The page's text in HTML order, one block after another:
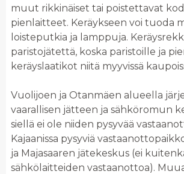
muut rikkinäiset tai poistettavat
pienlaitteet. Keräykseen voi tuoda
loisteputkia ja lamppuja.
paristojätettä, koska paristoille ja
keräyslaatikot niitä myyvissä
Vuolijoen ja Otanmäen alueella
vaarallisen jätteen ja sähköromun
siellä ei ole niiden pysyvää
Kajaanissa pysyviä
ja Majasaaren jätekeskus (ei
sähkölaitteiden vastaanottoa).